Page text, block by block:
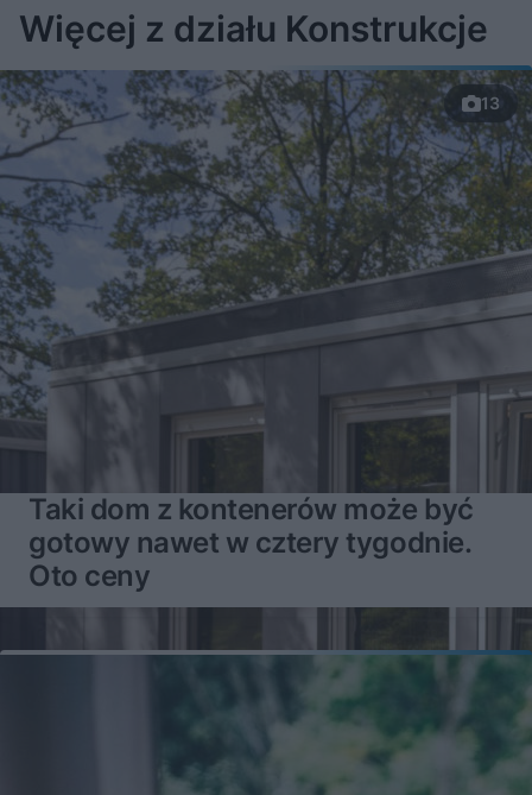
Więcej z działu Konstrukcje
13
Taki dom z kontenerów może być
gotowy nawet w cztery tygodnie.
Oto ceny